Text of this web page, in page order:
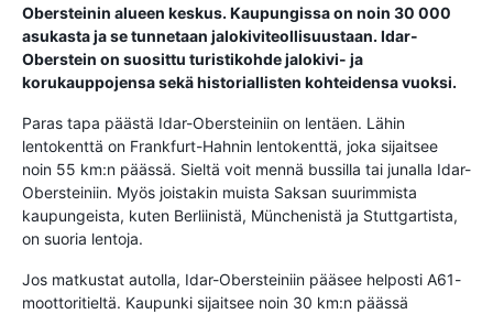
Obersteinin alueen keskus. Kaupungissa on noin 30 000
asukasta ja se tunnetaan jalokiviteollisuustaan. Idar-
Oberstein on suosittu turistikohde jalokivi- ja
korukauppojensa sekä historiallisten kohteidensa vuoksi.
Paras tapa päästä Idar-Obersteiniin on lentäen. Lähin
lentokenttä on Frankfurt-Hahnin lentokenttä, joka sijaitsee
noin 55 km:n päässä. Sieltä voit mennä bussilla tai junalla Idar-
Obersteiniin. Myös joistakin muista Saksan suurimmista
kaupungeista, kuten Berliinistä, Münchenistä ja Stuttgartista,
on suoria lentoja.
Jos matkustat autolla, Idar-Obersteiniin pääsee helposti A61-
moottoritieltä. Kaupunki sijaitsee noin 30 km:n päässä